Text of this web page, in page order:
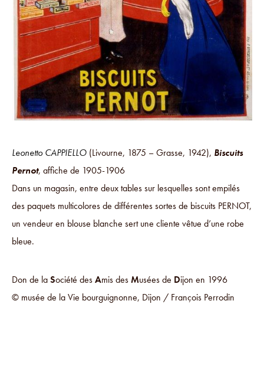
Leonetto CAPPIELLO (Livourne, 1875 – Grasse, 1942), Biscuits
Pernot, affiche de 1905-1906
Dans un magasin, entre deux tables sur lesquelles sont empilés
des paquets multicolores de différentes sortes de biscuits PERNOT,
un vendeur en blouse blanche sert une cliente vêtue d’une robe
bleue.
Don de laSociété desAmis desMusées de Dijon en 1996
© musée de la Vie bourguignonne, Dijon / François Perrodin